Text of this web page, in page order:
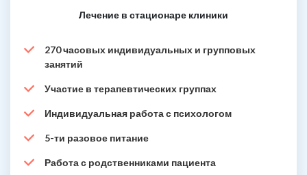
Лечение в стационаре клиники
270 часовых индивидуальных и групповых
занятий
Участие в терапевтических группах
Индивидуальная работа с психологом
5-ти разовое питание
Работа с родственниками пациента